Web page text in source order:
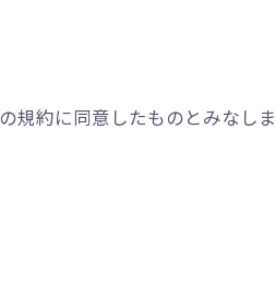
規約に同意したものとみなしま